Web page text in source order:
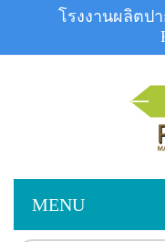
MENU
โรงงานผลิตป